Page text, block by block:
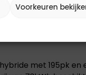
Voorkeuren
beschik je over een
met 195pk